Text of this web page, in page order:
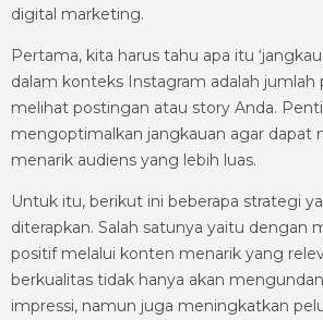
digital marketing.
Pertama, kita harus tahu apa itu
dalam konteks Instagram adalah
melihat postingan atau story Anda.
mengoptimalkan jangkauan agar dapat
menarik audiens yang lebih luas.
Untuk itu, berikut ini beberapa strategi
diterapkan. Salah satunya yaitu dengan
positif melalui konten menarik yang
berkualitas tidak hanya akan
impressi, namun juga meningkatkan